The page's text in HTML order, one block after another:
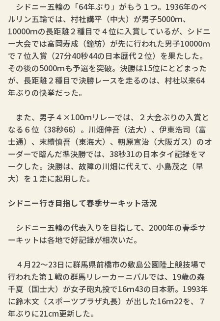
シドニー五輪の「64年ぶり」がもう１つ。1936年のベ
ルリン五輪では、村社講平（中大）が男子5000ｍ、
10000ｍの長距離２種目で４位に入賞しているが、シドニ
ー大会では高岡寿成（鐘紡）が先に行われた男子10000ｍ
で７位入賞（27分40秒44の日本歴代２位）を果たした。
その後の5000ｍも予選を突破。決勝は15位にとどまった
が、長距離２種目で決勝レースを走るのは、村社以来64
年ぶりの快挙だった。
また、男子４×100ｍリレーでは、２大会ぶりの入賞と
なる６位（38秒66）。川畑伸吾（法大）、伊東浩司（富
士通）、末續慎吾（東海大）、朝原宣治（大阪ガス）のオ
ーダーで臨んだ準決勝では、38秒31の日本タイ記録をマ
ークした。決勝は、故障の川畑に代えて、小島茂之（早
大）を１走に起用した。
シドニー行き目指して春季サーキット活況
シドニー五輪の代表入りを目指して、2000年の春季サ
ーキットは各地で好記録が相次いだ。
４月22～23日に群馬県前橋市の敷島公園陸上競技場で
行われた第１戦の群馬リレーカーニバルでは、19歳の森
千夏（国士大）が女子砲丸投で16ｍ43の日本新。1993年
に鈴木文（スポーツプラザ丸長）が出した16ｍ22を、７
年ぶりに21cm更新した。